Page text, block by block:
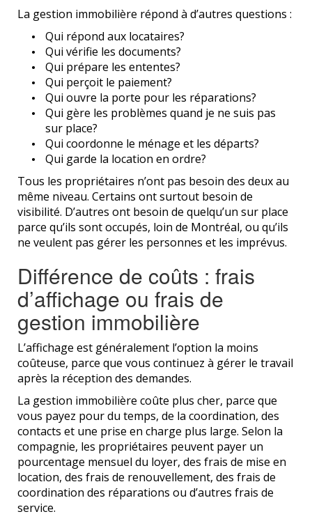
La gestion immobilière répond à d’autres questions :
Qui répond aux locataires?
Qui vérifie les documents?
Qui prépare les ententes?
Qui perçoit le paiement?
Qui ouvre la porte pour les réparations?
Qui gère les problèmes quand je ne suis pas
sur place?
Qui coordonne le ménage et les départs?
Qui garde la location en ordre?
Tous les propriétaires n’ont pas besoin des deux au
même niveau. Certains ont surtout besoin de
visibilité. D’autres ont besoin de quelqu’un sur place
parce qu’ils sont occupés, loin de Montréal, ou qu’ils
ne veulent pas gérer les personnes et les imprévus.
Différence de coûts : frais
d’affichage ou frais de
gestion immobilière
L’affichage est généralement l’option la moins
coûteuse, parce que vous continuez à gérer le travail
après la réception des demandes.
La gestion immobilière coûte plus cher, parce que
vous payez pour du temps, de la coordination, des
contacts et une prise en charge plus large. Selon la
compagnie, les propriétaires peuvent payer un
pourcentage mensuel du loyer, des frais de mise en
location, des frais de renouvellement, des frais de
coordination des réparations ou d’autres frais de
service.